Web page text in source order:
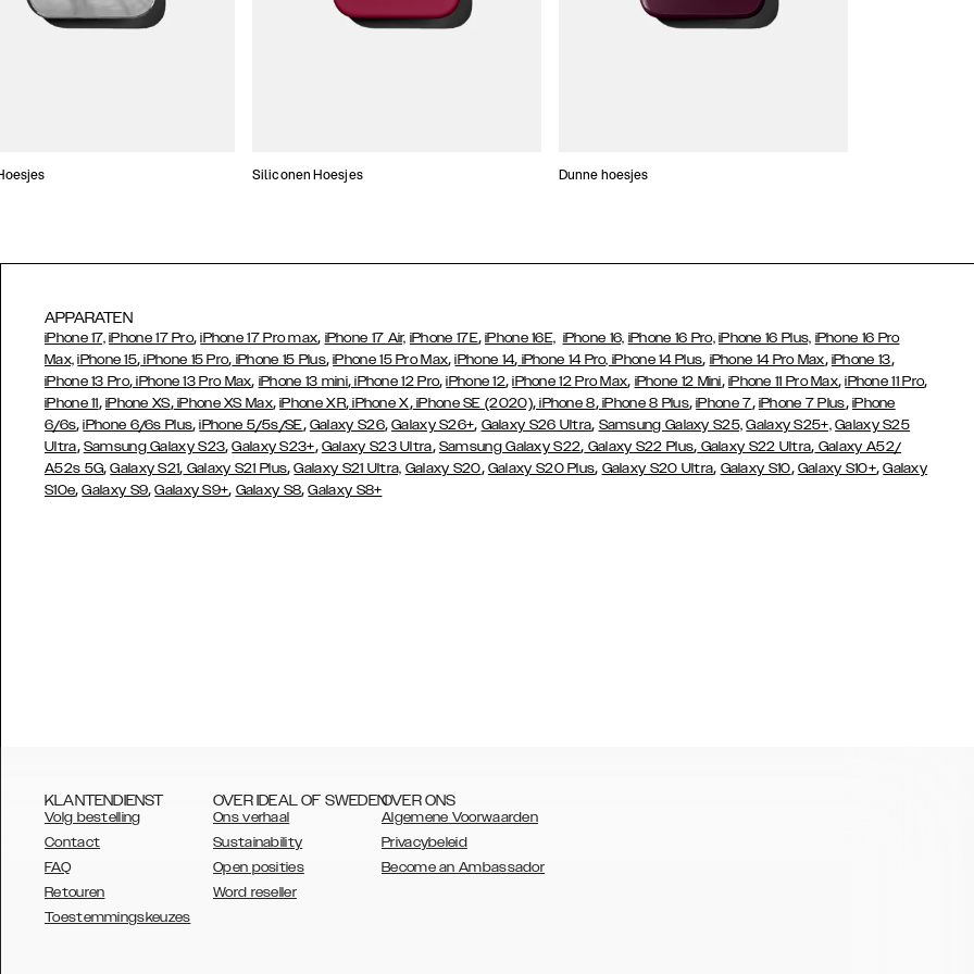
Siliconen Hoesjes Dunne hoesjes
APPARATEN
iPhone 17, iPhone 17 Pro,iPhone 17 Pro max, iPhone 17 Air, iPhone 17E,iPhone 16E, iPhone 16, iPhone 16 Pro, iPhone 16 Plus, iPhone 16 Pro
Max, iPhone 15, iPhone 15 Pro, iPhone 15 Plus,iPhone 15 Pro Max,iPhone 14, iPhone 14 Pro, iPhone 14 Plus, iPhone 14 Pro Max, iPhone 13,
iPhone 13 Pro, iPhone 13 Pro Max, iPhone 13 mini,iPhone 12 Pro,iPhone 12,iPhone 12 Pro Max, iPhone 12 Mini, iPhone 11 Pro Max,iPhone 11 Pro,
iPhone 11, iPhone XS,iPhone XS Max,iPhone XR,iPhone X,iPhone SE (2020),iPhone 8,iPhone 8 Plus,iPhone 7, iPhone 7 Plus, iPhone
6/6s,iPhone 6/6s Plus,iPhone 5/5s/SE, Galaxy S26,Galaxy S26+, Galaxy S26 Ultra, Samsung Galaxy S25, Galaxy S25+, Galaxy S25
Ultra, Samsung Galaxy S23,Galaxy S23+, Galaxy S23 Ultra, Samsung Galaxy S22, Galaxy S22 Plus, Galaxy S22 Ultra, Galaxy A52/
A52s 5G,Galaxy S21, Galaxy S21 Plus,Galaxy S21 Ultra, Galaxy S20, Galaxy S20 Plus, Galaxy S20 Ultra, Galaxy S10, Galaxy S10+,Galaxy
S10e,Galaxy S9,Galaxy S9+, Galaxy S8,Galaxy S8+
KLANTENDIENST
Volg bestelling
Contact
FAQ
Retouren
Toestemmingskeuzes
OVER IDEAL OF SWEDEN
Ons verhaal
Sustainability
Open posities
Word reseller
OVER ONS
Algemene Voorwaarden
Privacybeleid
Become an Ambassador
AUSTRALIA